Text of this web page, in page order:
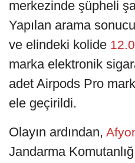
merkezinde şüpheli
Yapılan arama
ve elindeki kolide
marka elektronik
adet Airpods Pro
ele geçirildi.
Olayın ardından,
Jandarma